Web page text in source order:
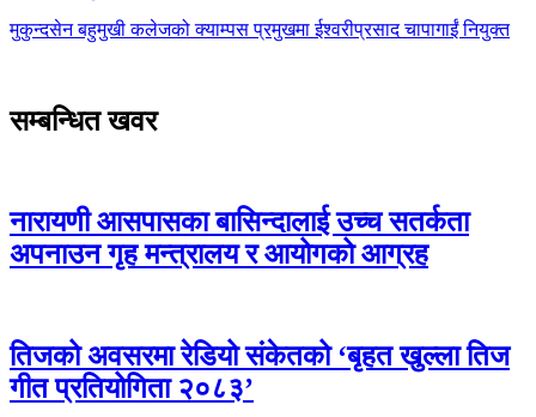
मुकुन्दसेन बहुमुखी कलेजको क्याम्पस प्रमुखमा ईश्वरीप्रसाद चापागाईं नियुक्त
सम्बन्धित खवर
नारायणी आसपासका बासिन्दालाई उच्च सतर्कता
अपनाउन गृह मन्त्रालय र आयोगको आग्रह
तिजको अवसरमा रेडियो संकेतको ‘बृहत खुल्ला तिज
गीत प्रतियोगिता २०८३’